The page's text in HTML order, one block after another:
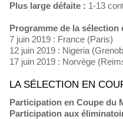
Plus large défaite : 1-13
Programme de la sélection
7 juin 2019 : France (Paris)
12 juin 2019 : Nigeria
17 juin 2019 : Norvège
LA SÉLECTION EN
Participation en Coupe du
Participation aux